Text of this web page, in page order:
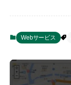
Webサービス